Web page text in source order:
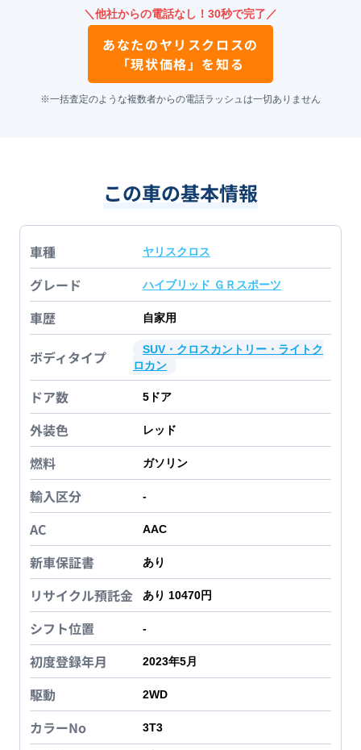
＼他社からの電話なし！30秒で完了／
あなたのヤリスクロスの
「現状価格」を知る
※一括査定のような複数者からの電話ラッシュは一切ありません
この車の基本情報
車種 ヤリスクロス
グレード ハイブリッド ＧＲスポーツ
車歴 自家用
ボディタイプ
SUV・クロスカントリー・ライトク
ロカン
ドア数 5 ドア
外装色 レッド
燃料 ガソリン
輸入区分 -
AC AAC
新車保証書 あり
リサイクル預託金 あり 10470円
シフト位置 -
初度登録年月 2023年5月
駆動 2WD
カラーNo 3T3